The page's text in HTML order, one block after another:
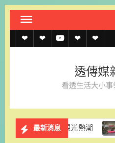
Skip
content透
約
透
上
記
透 聯
我
官
LINE
透傳媒
看透生活大小
最新消息強化後備戰力 台南